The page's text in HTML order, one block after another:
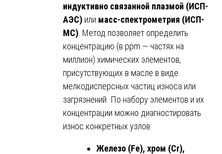
индуктивно связанной плазмой (ИСП-
АЭС) или масс-спектрометрия (ИСП-
МС) . Метод позволяет определить
концентрацию (в ppm — частях на
миллион) химических элементов,
присутствующих в масле в виде
мелкодисперсных частиц износа или
загрязнений. По набору элементов и их
концентрации можно диагностировать
износ конкретных узлов:
Железо (Fe), хром (Cr),